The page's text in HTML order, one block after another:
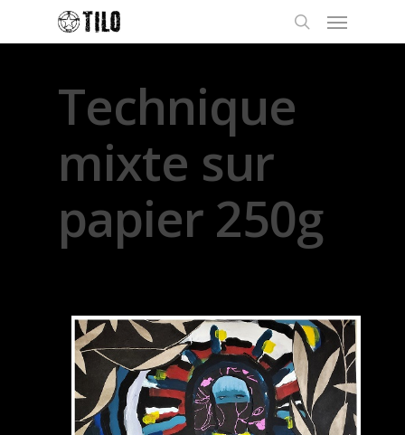
Technique
mixte sur
papier 250g